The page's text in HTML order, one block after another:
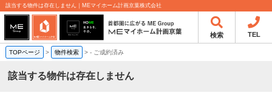
該当する物件は存在しません｜MEマイホーム計画京葉株式会社
検索 TEL
TOPページ > 物件検索 >- ご成約済み
該当する物件は存在しません